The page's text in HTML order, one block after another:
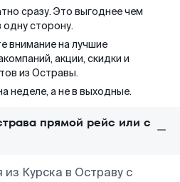
сразу. Это выгоднее чем
сторону.
внимание на лучшие
акции, скидки и
из Остравы.
неделе, а не в выходные.
прямой рейс или с
Курска в Остраву с